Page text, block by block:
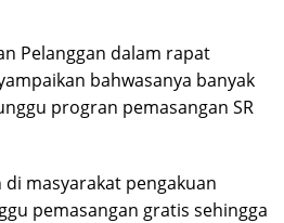
Pelanggan dalam rapat
bahwasanya banyak
progran pemasangan SR
di masyarakat pengakuan
pemasangan gratis sehingga